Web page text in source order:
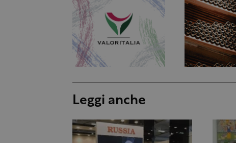
Leggi anche